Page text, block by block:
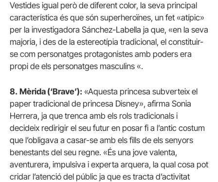
Vestides igual però de diferent color, la seva principal
característica és que són superheroïnes, un fet «atípic»
per la investigadora Sánchez-Labella ja que, «en la seva
majoria, i des de la estereotípia tradicional, el constituir-
se com personatges protagonistes amb poders era
propi de els personatges masculins «.
8. Mèrida (‘Brave’): «Aquesta princesa subverteix el
paper tradicional de princesa Disney», afirma Sonia
Herrera, ja que trenca amb els rols tradicionals i
decideix redirigir el seu futur en posar fi a l’antic costum
que l’obligava a casar-se amb els fills de els senyors
benestants del seu regne. «És una jove valenta,
aventurera, impulsiva i experta arquera, la qual cosa pot
cridar l’atenció del públic ja que es tracta d’activitat